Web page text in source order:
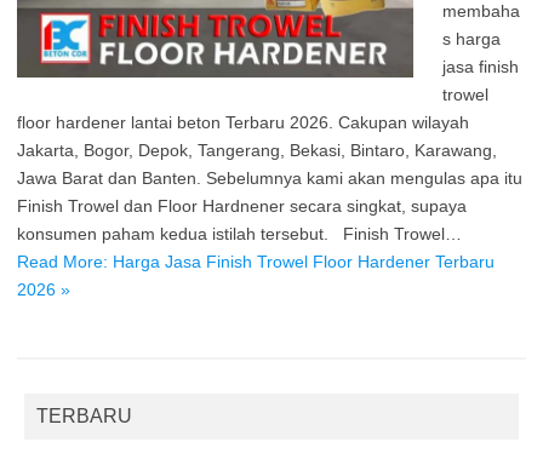
membaha
s harga
jasa finish
trowel
floor hardener lantai beton Terbaru 2026. Cakupan wilayah
Jakarta, Bogor, Depok, Tangerang, Bekasi, Bintaro, Karawang,
Jawa Barat dan Banten. Sebelumnya kami akan mengulas apa itu
Finish Trowel dan Floor Hardnener secara singkat, supaya
konsumen paham kedua istilah tersebut. Finish Trowel…
Read More: Harga Jasa Finish Trowel Floor Hardener Terbaru
2026 »
TERBARU